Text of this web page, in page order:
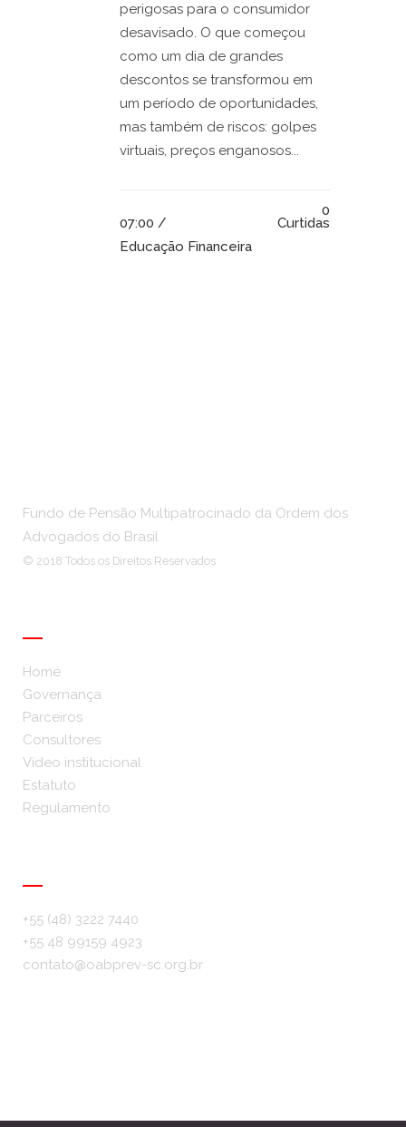
perigosas para o consumidor
desavisado. O que começou
como um dia de grandes
descontos se transformou em
um período de oportunidades,
mas também de riscos: golpes
virtuais, preços enganosos...
07:00 /
Educação Financeira
0
Curtidas
Fundo de Pensão Multipatrocinado da Ordem dos
Advogados do Brasil
© 2018 Todos os Direitos Reservados
Home
Governança
Parceiros
Consultores
Vídeo institucional
Estatuto
Regulamento
+55 (48) 3222 7440
+55 48 99159 4923
contato@oabprev-sc.org.br